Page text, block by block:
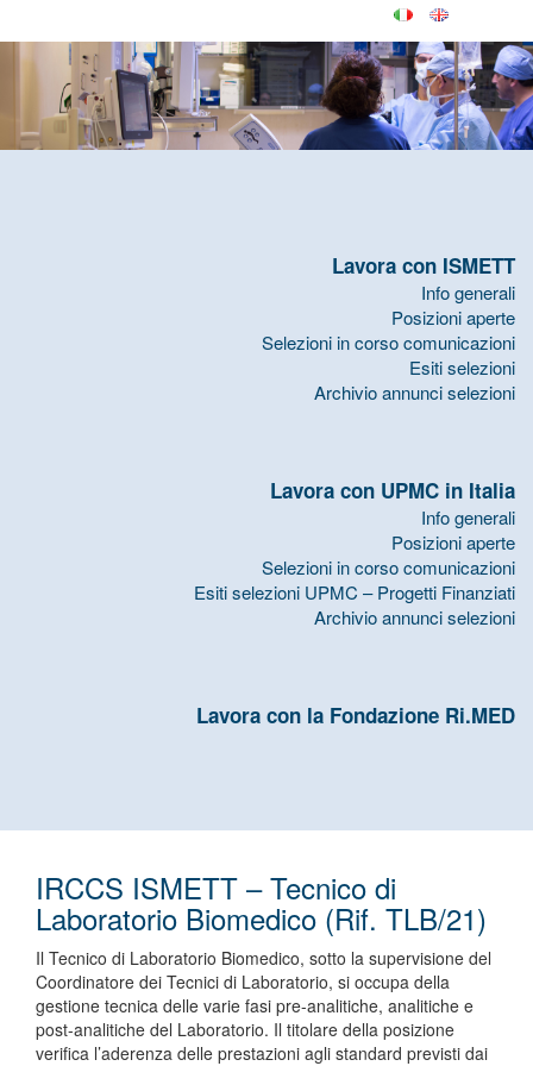
Lavora con ISMETT
Info generali
Posizioni aperte
Selezioni in corso comunicazioni
Esiti selezioni
Archivio annunci selezioni
Lavora con UPMC in Italia
Info generali
Posizioni aperte
Selezioni in corso comunicazioni
Esiti selezioni UPMC – Progetti Finanziati
Archivio annunci selezioni
Lavora con la Fondazione Ri.MED
IRCCS ISMETT – Tecnico di
Laboratorio Biomedico (Rif. TLB/21)
Il Tecnico di Laboratorio Biomedico, sotto la supervisione del
Coordinatore dei Tecnici di Laboratorio, si occupa della
gestione tecnica delle varie fasi pre-analitiche, analitiche e
post-analitiche del Laboratorio. Il titolare della posizione
verifica l’aderenza delle prestazioni agli standard previsti dai